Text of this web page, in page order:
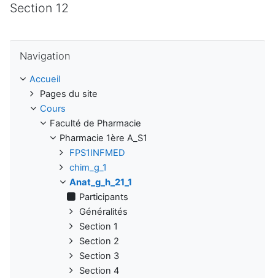
Section 12
Navigation
Accueil
Pages du site
Cours
Faculté de Pharmacie
Pharmacie 1ère A_S1
FPS1INFMED
chim_g_1
Anat_g_h_21_1
Participants
Généralités
Section 1
Section 2
Section 3
Section 4